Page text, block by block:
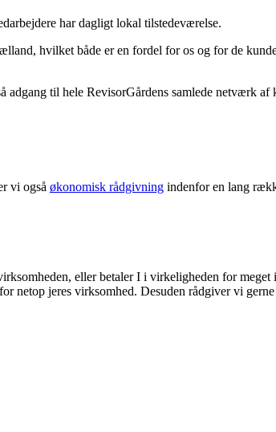
har dagligt lokal tilstedeværelse.
hvilket både er en fordel for os og for de
til hele RevisorGårdens samlede netværk af
vi også økonomisk rådgivning indenfor en lang
eller betaler I i virkeligheden for
netop jeres virksomhed. Desuden rådgiver vi